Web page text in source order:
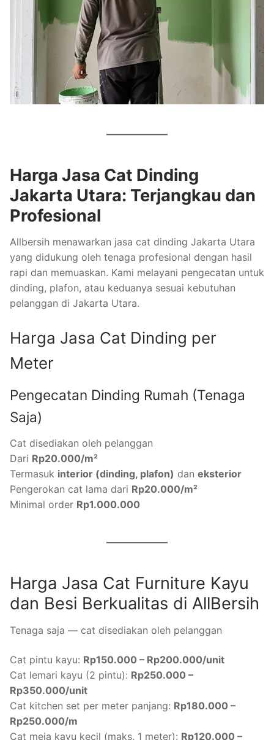
Harga Jasa Cat Dinding
Jakarta Utara: Terjangkau dan
Profesional
Allbersih menawarkan jasa cat dinding Jakarta Utara
yang didukung oleh tenaga profesional dengan hasil
rapi dan memuaskan. Kami melayani pengecatan untuk
dinding, plafon, atau keduanya sesuai kebutuhan
pelanggan di Jakarta Utara.
Harga Jasa Cat Dinding per
Meter
Pengecatan Dinding Rumah (Tenaga
Saja)
Cat disediakan oleh pelanggan
Dari Rp20.000/m²
Termasuk interior (dinding, plafon) dan eksterior
Pengerokan cat lama dari Rp20.000/m²
Minimal order Rp1.000.000
Harga Jasa Cat Furniture Kayu
dan Besi Berkualitas di AllBersih
Tenaga saja — cat disediakan oleh pelanggan
Cat pintu kayu: Rp150.000 – Rp200.000/unit
Cat lemari kayu (2 pintu): Rp250.000 –
Rp350.000/unit
Cat kitchen set per meter panjang: Rp180.000 –
Rp250.000/m
Cat meja kayu kecil (maks. 1 meter): Rp120.000 –